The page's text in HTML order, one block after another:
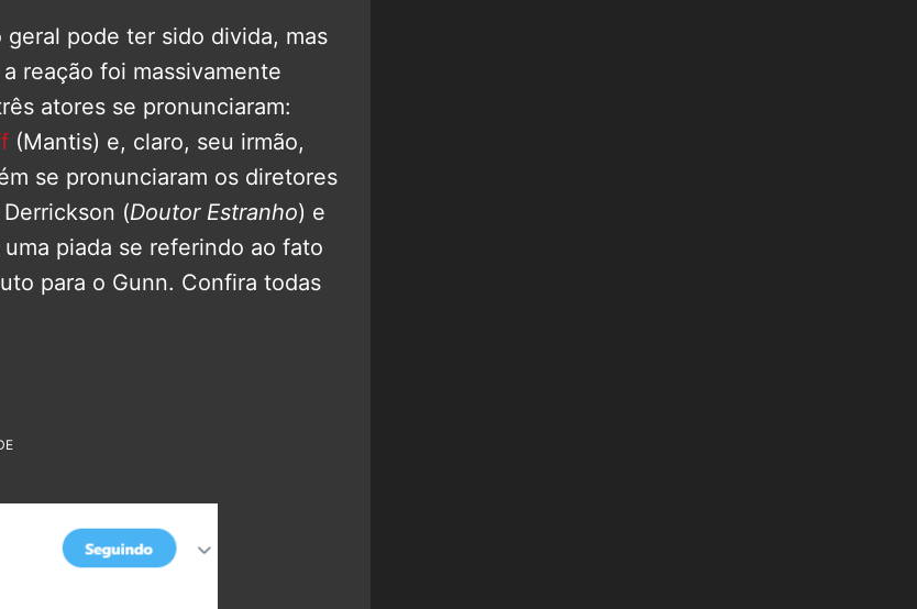
pode ter sido divida, mas
reação foi massivamente
atores se pronunciaram:
(Mantis) e, claro, seu irmão,
se pronunciaram os diretores
(Doutor Estranho) e
piada se referindo ao fato
para o Gunn. Confira todas